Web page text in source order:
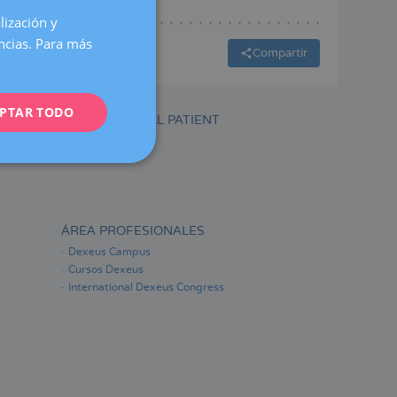
Compartir
INTERNATIONAL PATIENT
ÁREA PROFESIONALES
Dexeus Campus
Cursos Dexeus
International Dexeus Congress
CATALÀ
FRENCH
y
Para más
TODO